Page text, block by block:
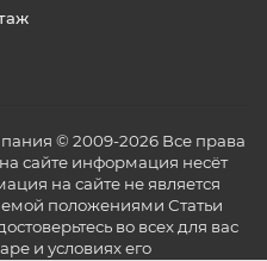
не только
панель. Среди ключевых
воздуха —
свежего воздуха
© 2009-2026 Все права
сайте информация несёт
на сайте не является
положениями Статьи
во всех для вас
и условиях его